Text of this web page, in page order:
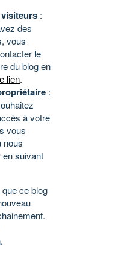
:
des
vous
le
du blog en
lien.
:
à votre
vous
nous
suivant
ce blog